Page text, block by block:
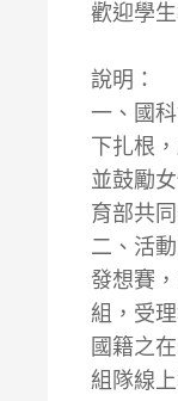
歡迎學
說明：
一、國
下扎根
並鼓勵
育部共
二、活
發想賽
組，受
國籍之
組隊線